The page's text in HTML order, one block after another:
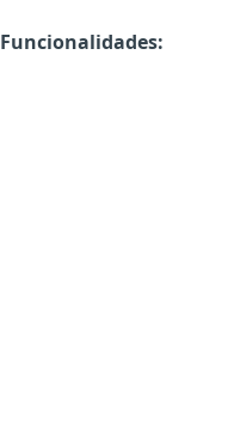
Funcionalidades: